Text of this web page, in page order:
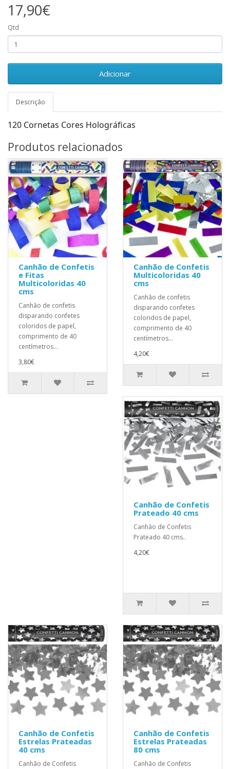
17,90€
Qtd
Adicionar
Descrição
120 Cornetas Cores Holográficas
Produtos relacionados
Canhão de Confetis
e Fitas
Multicoloridas 40
cms
Canhão de confetis
disparando confetes
coloridos de papel,
comprimento de 40
centímetros...
3,80€
Canhão de Confetis
Multicoloridas 40
cms
Canhão de confetis
disparando confetes
coloridos de papel,
comprimento de 40
centímetros...
4,20€
Canhão de Confetis
Prateado 40 cms
Canhão de Confetis
Prateado 40 cms..
4,20€
Canhão de Confetis
Estrelas Prateadas
40 cms
Canhão de Confetis
Canhão de Confetis
Estrelas Prateadas
80 cms
Canhão de Confetis